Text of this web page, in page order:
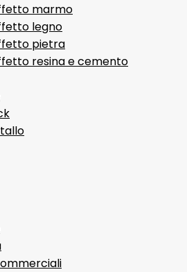
marmo
legno
pietra
resina e cemento